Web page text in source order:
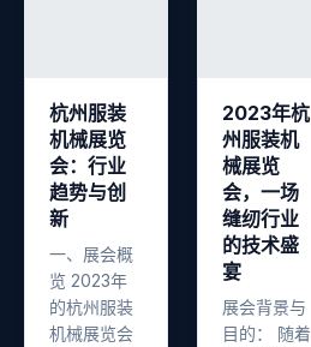
杭州服装
机械展览
会：行业
趋势与创
新
一、展会概
览 2023年
的杭州服装
机械展览会
2023年杭
州服装机
械展览
会，一场
缝纫行业
的技术盛
宴
展会背景与
目的： 随着